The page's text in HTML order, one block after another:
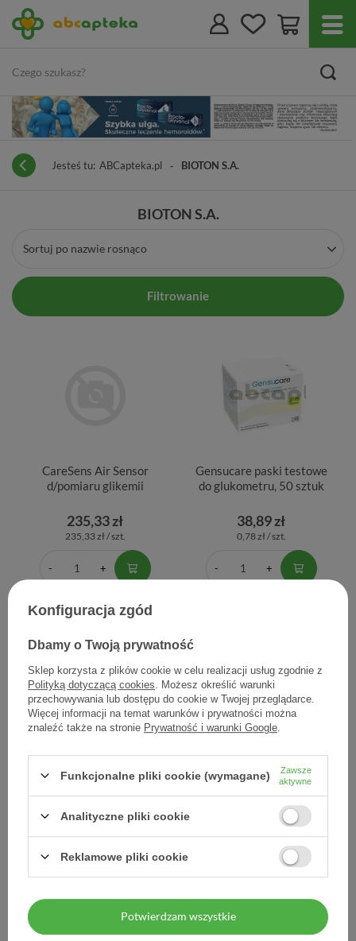
Jesteś tu: ABCapteka.pl BIOTON S.A.
BIOTON S.A.
Sortuj po nazwie rosnąco
Filtrowanie
CareSens Air Sensor
d/pomiaru glikemii
235,33 zł
235,33 zł / szt.
Gensucare paski testowe
do glukometru, 50 sztuk
38,89 zł
0,78 zł / szt.
POPULARNE
wstrzykiwacz do insuliny,
szary, 1 sztuka
96,40 zł / szt.
d/insul. Gensul bordo
97,78 zł
Konfiguracja zgód
Dbamy o Twoją prywatność
Sklep korzysta z plików cookie w celu realizacji usług zgodnie z
Polityką dotyczącą cookies . Możesz określić warunki
przechowywania lub dostępu do cookie w Twojej przeglądarce.
Więcej informacji na temat warunków i prywatności można
znaleźć także na stronie Prywatność i warunki Google
Funkcjonalne pliki cookie (wymagane)
Zawsze
aktywne
Analityczne pliki cookie
Reklamowe pliki cookie
Potwierdzam wszystkie